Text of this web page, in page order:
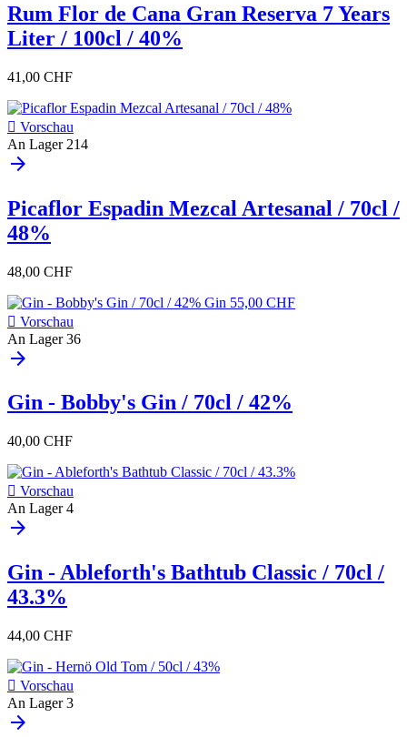
Rum Flor de Cana Gran Reserva 7 Years
Liter / 100cl / 40%
41,00 CHF
 Vorschau
An Lager 214
arrow_forward
Picaflor Espadin Mezcal Artesanal / 70cl /
48%
48,00 CHF
 Vorschau
An Lager 36
arrow_forward
Gin - Bobby's Gin / 70cl / 42%
40,00 CHF
 Vorschau
An Lager 4
arrow_forward
Gin - Ableforth's Bathtub Classic / 70cl /
43.3%
44,00 CHF
 Vorschau
An Lager 3
arrow_forward